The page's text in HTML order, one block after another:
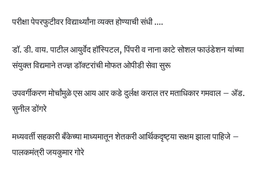
परीक्षा पेपरफुटीवर विद्यार्थ्यांना व्यक्त होण्याची संधी ….
डॉ. डी. वाय. पाटील आयुर्वेद हॉस्पिटल, पिंपरी व नाना काटे सोशल फाउंडेशन यांच्या
संयुक्त विद्यमाने तज्ज्ञ डॉक्टरांची मोफत ओपीडी सेवा सुरू
उपवर्गीकरण मोर्चांमुळे एस आय आर कडे दुर्लक्ष कराल तर मताधिकार गमवाल – ॲड.
सुनील डोंगरे
मध्यवर्ती सहकारी बँकेच्या माध्यमातून शेतकरी आर्थिकदृष्ट्या सक्षम झाला पाहिजे –
पालकमंत्री जयकुमार गोरे